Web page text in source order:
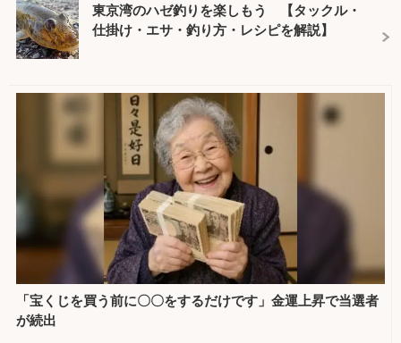
東京湾のハゼ釣りを楽しもう 【タックル・
仕掛け・エサ・釣り方・レシピを解説】
「宝くじを買う前に〇〇をするだけです」金運上昇で当選者
が続出